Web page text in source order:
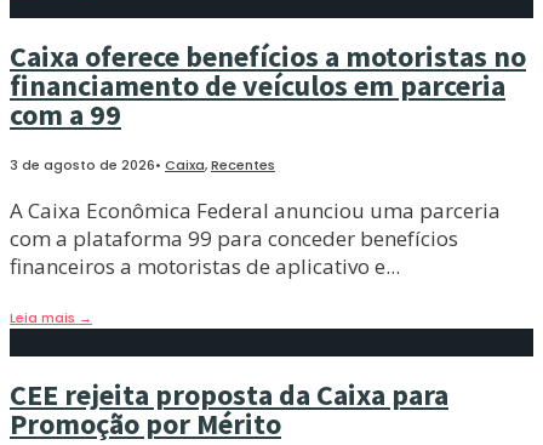
Caixa oferece benefícios a motoristas no
financiamento de veículos em parceria
com a 99
3 de agosto de 2026• Caixa,Recentes
A Caixa Econômica Federal anunciou uma parceria
com a plataforma 99 para conceder benefícios
financeiros a motoristas de aplicativo e...
Leia mais →
CEE rejeita proposta da Caixa para
Promoção por Mérito